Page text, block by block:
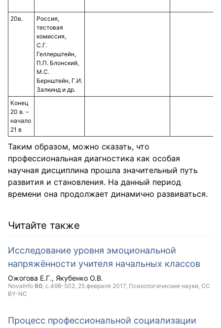
20в.
Россия,
тестовая
комиссия,
С.Г.
Геллерштейн,
П.П. Блонский,
М.С.
Бернштейн, Г.И.
Залкинд и др.
Конец
20 в. –
начало
21 в
Таким образом, можно сказать, что
профессиональная диагностика как особая
научная дисциплина прошла значительный путь
развития и становления. На данный период
времени она продолжает динамично развиваться.
Читайте также
Исследование уровня эмоциональной
напряжённости учителя начальных классов
Ожогова Е.Г. Якубенко О.В.
NovaInfo 60, с.498-502, 25 февраля 2017, Психологические науки, CC
BY-NC
Процесс профессиональной социализации